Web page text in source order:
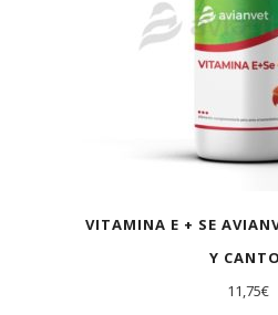
VITAMINA E + SE
Y
11,75€